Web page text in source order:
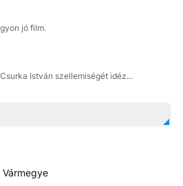
jó film.
István szellemiségét idéz...